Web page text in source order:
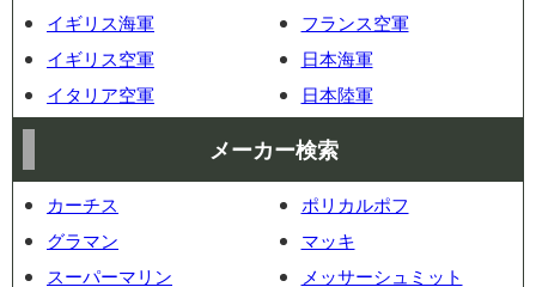
イギリス海軍
イギリス空軍
イタリア空軍
フランス空軍
日本海軍
日本陸軍
メーカー検索
カーチス
グラマン
スーパーマリン
ポリカルポフ
マッキ
メッサーシュミット